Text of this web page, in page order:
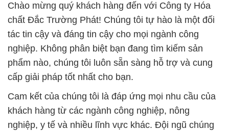
Chào mừng quý khách hàng đến với Công ty Hóa
chất Đắc Trường Phát! Chúng tôi tự hào là một đối
tác tin cậy và đáng tin cậy cho mọi ngành công
nghiệp. Không phân biệt bạn đang tìm kiếm sản
phẩm nào, chúng tôi luôn sẵn sàng hỗ trợ và cung
cấp giải pháp tốt nhất cho bạn.
Cam kết của chúng tôi là đáp ứng mọi nhu cầu của
khách hàng từ các ngành công nghiệp, nông
nghiệp, y tế và nhiều lĩnh vực khác. Đội ngũ chúng